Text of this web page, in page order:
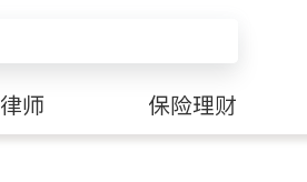
律师 保险理财